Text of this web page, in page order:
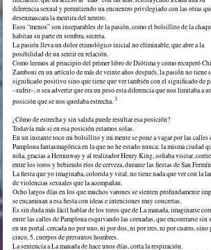
diferencia sexual y permitiendo un encuentro privilegiado con las otras
desenmascara la mentira del neutro.
Esos “menos” son inseparables de la pasión, como el bolsillito de la
habitan su parte en sombra, secreta.
La pasión lleva un dolor etimológico inicial no eliminable, que abre a la
posibilidad de un sentir en relación.
Como leemos al principio del primer libro de Diótima y como recuperó
Zamboni en un artículo de más de veinte años después, la pasión no tiene
significado positivo sino que tiene que ver también con el significado de
–sufrir–, o sea advertir que era un peso esta diferencia que nos limitaba a
posición que se nos quedaba estrecha.3
¿Cómo de estrecha y sin salida puede resultar esa posición?
Todavía más si en esa posición estamos solas.
En un instante toco mi bolsillito y mi mente se pone a vagar por las calles
Pamplona fantasmagórica en la que no he estado nunca; la misma ciudad
niña, gracias a Heminway y al realizador Henry King, soñaba visitar,
entre los toros y bebiendo ríos de cerveza, durante las fiestas de San
La fiesta que yo imaginaba, colorida y vital, no tiene nada que ver con la
de violencias sexuales que la acompañan.
Ocho largos días en los que muchos varones se sienten profundamente
se encaminan a esa fiesta con ideas e intenciones muy concretas.
Es sin duda más fácil hablar de los toros que de La manada, imaginarse
entre las calles de Pamplona esquivando las cornadas, que encontrarse sin
en un portal, cercada no por uno, ni por dos, ni por tres, ni por cuatro, sino
cinco, 5, cuerpos de presuntos hombres.
La sentencia a La manada de hace unos días, corta la respiración.